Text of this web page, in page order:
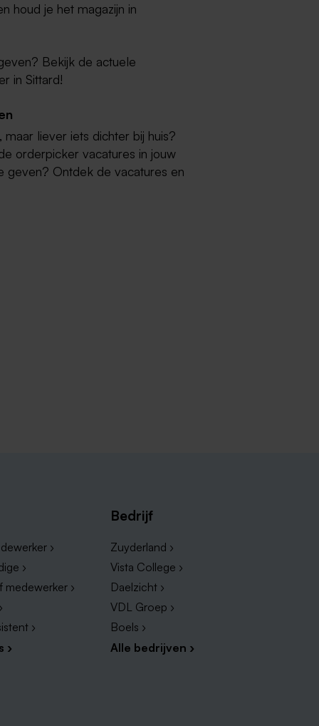
houd je het magazijn in
Bekijk de actuele
in Sittard!
liever iets dichter bij huis?
orderpicker vacatures in jouw
geven? Ontdek de vacatures en
›
›
medewerker ›
›
›
Bedrijf
Zuyderland ›
Vista College ›
Daelzicht ›
VDL Groep ›
Boels ›
Alle bedrijven ›